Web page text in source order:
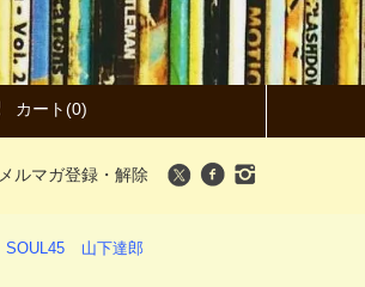
カート(0)
メルマガ登録・解除
SOUL45
山下達郎